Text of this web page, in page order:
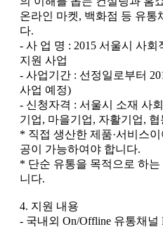
온라인 마켓, 백화점 등 유통
다.
- 사 업 명 : 2015 서울시 사
지원 사업
- 사업기간 : 선정일로부터
사업 예정)
- 신청자격 : 서울시 소재 사
기업, 마을기업, 자활기업,
* 직접 생산한 제품·서비스
공이 가능하여야 합니다.
* 단순 유통을 목적으로 하
니다.
4. 지원 내용
- 국내외 On/Offline 유통채